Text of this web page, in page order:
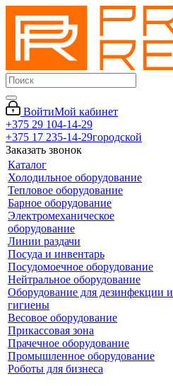
ВойтиМой кабинет
+375 29 104-14-29
+375 17 235-14-29городской
Заказать звонок
Каталог
Холодильное оборудование
Тепловое оборудование
Барное оборудование
Электромеханическое
оборудование
Линии раздачи
Посуда и инвентарь
Посудомоечное оборудование
Нейтральное оборудование
Оборудование для дезинфекции и
гигиены
Весовое оборудование
Прикассовая зона
Прачечное оборудование
Промышленное оборудование
Роботы для бизнеса